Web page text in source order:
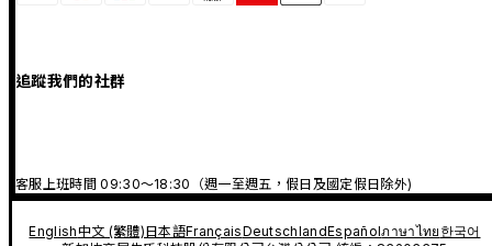
追蹤我們的社群
客服上班時間 09:30～18:30（週一至週五，假日及國定假日除外)
English中文 (繁體)日本語FrançaisDeutschlandEspañolภาษาไทย 한국어